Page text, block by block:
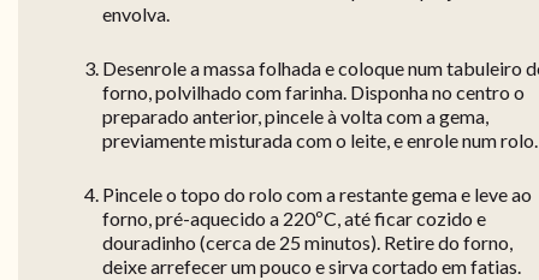
envolva.
Desenrole a massa folhada e coloque num tabuleiro
forno, polvilhado com farinha. Disponha no centro o
preparado anterior, pincele à volta com a gema,
previamente misturada com o leite, e enrole num rolo.
Pincele o topo do rolo com a restante gema e leve ao
forno, pré-aquecido a 220ºC, até ficar cozido e
douradinho (cerca de 25 minutos). Retire do forno,
deixe arrefecer um pouco e sirva cortado em fatias.